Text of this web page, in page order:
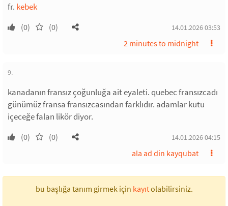
fr. kebek
(0) (0) 14.01.2026 03:53
2 minutes to midnight
9.
kanadanın fransız çoğunluğa ait eyaleti. quebec fransızcadı
günümüz fransa fransızcasından farklıdır. adamlar kutu
içeceğe falan likör diyor.
(0) (0) 14.01.2026 04:15
ala ad din kayqubat
bu başlığa tanım girmek için kayıtolabilirsiniz.